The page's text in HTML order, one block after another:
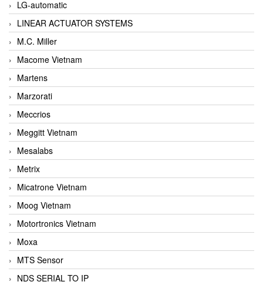
LG-automatic
LINEAR ACTUATOR SYSTEMS
M.C. Miller
Macome Vietnam
Martens
Marzorati
Meccrios
Meggitt Vietnam
Mesalabs
Metrix
Micatrone Vietnam
Moog Vietnam
Motortronics Vietnam
Moxa
MTS Sensor
NDS SERIAL TO IP